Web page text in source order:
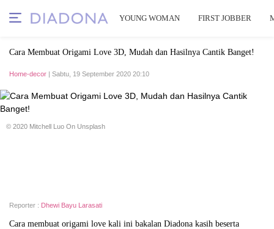
YOUNG WOMAN FIRST JOBBER
Cara Membuat Origami Love 3D, Mudah dan Hasilnya Cantik Banget!
Home-decor | Sabtu, 19 September 2020 20:10
© 2020 Mitchell Luo On Unsplash
Reporter : Dhewi Bayu Larasati
Cara membuat origami love kali ini bakalan Diadona kasih beserta